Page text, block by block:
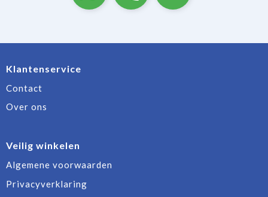
Klantenservice
Contact
Over ons
Veilig winkelen
Algemene voorwaarden
Privacyverklaring